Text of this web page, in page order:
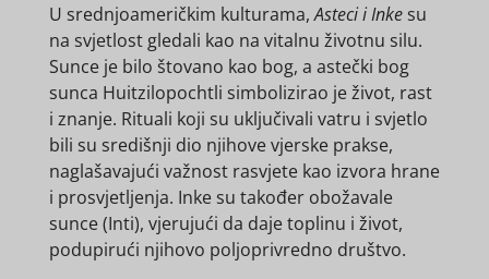
U srednjoameričkim kulturama,Asteci i Inkesu
na svjetlost gledali kao na vitalnu životnu silu.
Sunce je bilo štovano kao bog, a astečki bog
sunca Huitzilopochtli simbolizirao je život, rast
i znanje. Rituali koji su uključivali vatru i svjetlo
bili su središnji dio njihove vjerske prakse,
naglašavajući važnost rasvjete kao izvora hrane
i prosvjetljenja. Inke su također obožavale
sunce (Inti), vjerujući da daje toplinu i život,
podupirući njihovo poljoprivredno društvo.